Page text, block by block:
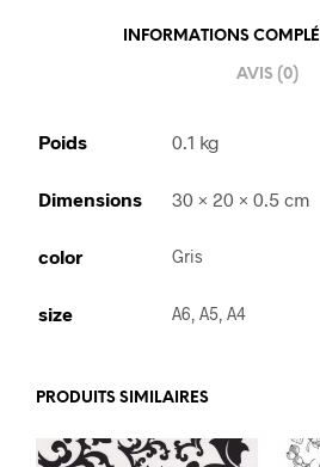
INFORMATIONS
AVIS (0)
Poids 0.1 kg
Dimensions 30 × 20 × 0.5 cm
color Gris
size A6, A5, A4
PRODUITS SIMILAIRES